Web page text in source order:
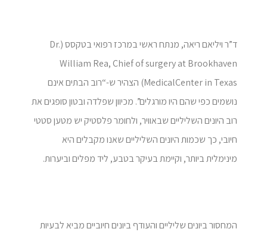
ד”ר ויליאם ריאה, מנתח ראשי במרכז רפואי בטקסס (Dr.
William Rea, Chief of surgery at Brookhaven
MedicalCenter in Texas) הצהיר ש-“רוב הבתים אינם
נושמים כפי שהם היו מורגלים”. מכיוון שפלדה ובטון סופגים את
רוב היונים השליליים שבאוויר, ולחומר פלסטיק יש מטען סטטי
חיובי, כך שכמות היונים השליליים שאנו מקבלים היא
מינימלית ביותר, וקיימת בעיקר בטבע, ליד מפלים וביערות.
המחסור ביונים שליליים והעודף ביונים חיוביים מביא לבעיות